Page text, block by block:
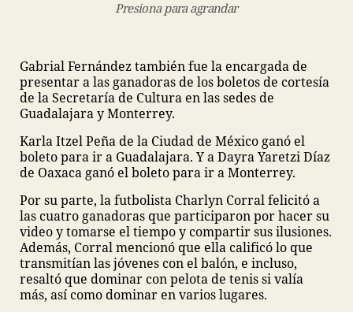
Presiona para agrandar
Gabrial Fernández también fue la encargada de
presentar a las ganadoras de los boletos de cortesía
de la Secretaría de Cultura en las sedes de
Guadalajara y Monterrey.
Karla Itzel Peña de la Ciudad de México ganó el
boleto para ir a Guadalajara. Y a Dayra Yaretzi Díaz
de Oaxaca ganó el boleto para ir a Monterrey.
Por su parte, la futbolista Charlyn Corral felicitó a
las cuatro ganadoras que participaron por hacer su
video y tomarse el tiempo y compartir sus ilusiones.
Además, Corral mencionó que ella calificó lo que
transmitían las jóvenes con el balón, e incluso,
resaltó que dominar con pelota de tenis si valía
más, así como dominar en varios lugares.